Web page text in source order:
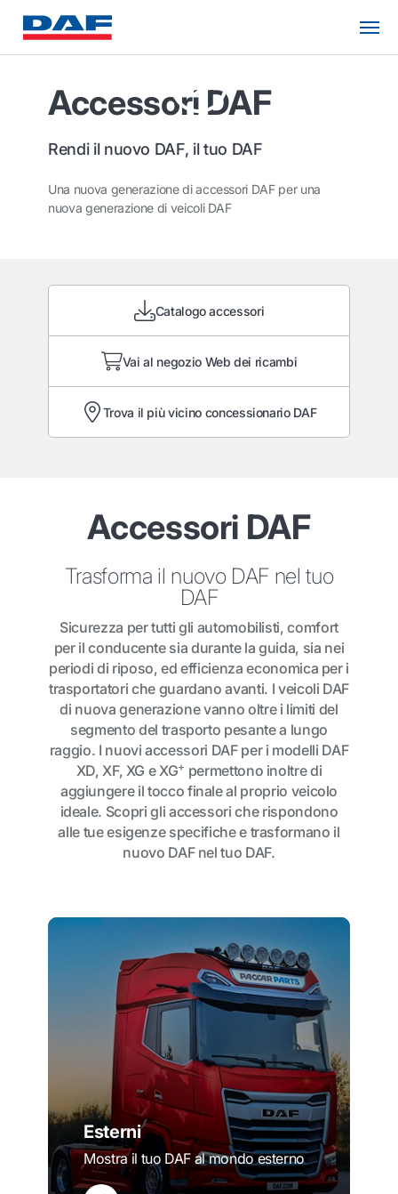
Accessori DAF
Rendi il nuovo DAF, il tuo DAF
Una nuova generazione di accessori DAF per una
nuova generazione di veicoli DAF
Catalogo accessori
Vai al negozio Web dei ricambi
Trova il più vicino concessionario DAF
Accessori DAF
Trasforma il nuovo DAF nel tuo
DAF
Sicurezza per tutti gli automobilisti, comfort
per il conducente sia durante la guida, sia nei
periodi di riposo, ed efficienza economica per i
trasportatori che guardano avanti. I veicoli DAF
di nuova generazione vanno oltre i limiti del
segmento del trasporto pesante a lungo
raggio. I nuovi accessori DAF per i modelli DAF
XD, XF, XG e XG+ permettono inoltre di
aggiungere il tocco finale al proprio veicolo
ideale. Scopri gli accessori che rispondono
alle tue esigenze specifiche e trasformano il
nuovo DAF nel tuo DAF.
Esterni
Mostra il tuo DAF al mondo esterno